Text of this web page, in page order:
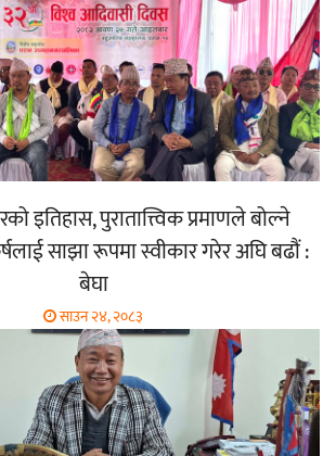
इतिहास, पुरातात्त्विक प्रमाणले बोल्ने
साझा रूपमा स्वीकार गरेर अघि बढौं :
बेघा
साउन २४, २०८३